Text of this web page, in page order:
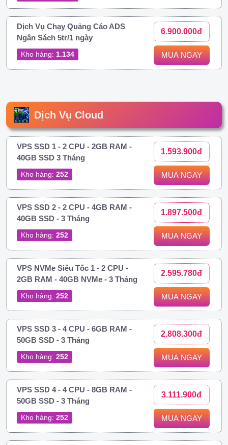
Dịch Vụ Chạy Quảng Cáo ADS
Ngân Sách 5tr/1 ngày
Kho hàng: 1.134
6.900.000đ
MUA NGAY
Dịch Vụ Cloud
VPS SSD 1 - 2 CPU - 2GB RAM -
40GB SSD 3 Tháng
Kho hàng: 252
1.593.900đ
MUA NGAY
VPS SSD 2 - 2 CPU - 4GB RAM -
40GB SSD - 3 Tháng
Kho hàng: 252
1.897.500đ
MUA NGAY
VPS NVMe Siêu Tốc 1 - 2 CPU -
2GB RAM - 40GB NVMe - 3 Tháng
Kho hàng: 252
2.595.780đ
MUA NGAY
VPS SSD 3 - 4 CPU - 6GB RAM -
50GB SSD - 3 Tháng
Kho hàng: 252
2.808.300đ
MUA NGAY
VPS SSD 4 - 4 CPU - 8GB RAM -
50GB SSD - 3 Tháng
Kho hàng: 252
3.111.900đ
MUA NGAY